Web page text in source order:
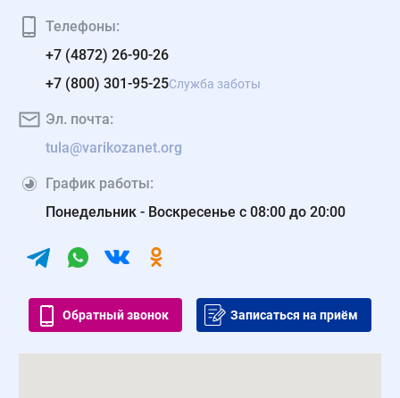
Телефоны:
+7 (4872) 26-90-26
+7 (800) 301-95-25Служба заботы
Эл. почта:
tula@varikozanet.org
График работы:
Понедельник - Воскресенье с 08:00 до 20:00
Обратный звонок Записаться на приём